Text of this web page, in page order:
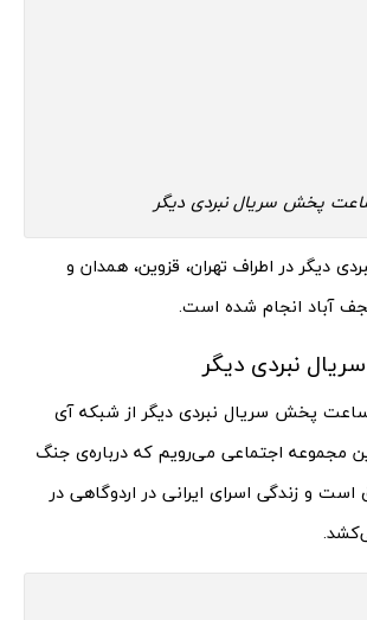
پخش سریال نبردی دیگر
دیگر در اطراف تهران، قزوین، همدان و
آباد انجام شده است.
نبردی دیگر
پخش سریال نبردی دیگر از شبکه آی
مجموعه اجتماعی می‌رویم که درباره‌ی جنگ
است و زندگی اسرای ایرانی در اردوگاهی در